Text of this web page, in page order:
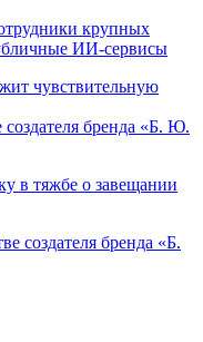
крупных
ИИ-сервисы
бренда «Б. Ю.
в тяжбе о завещании